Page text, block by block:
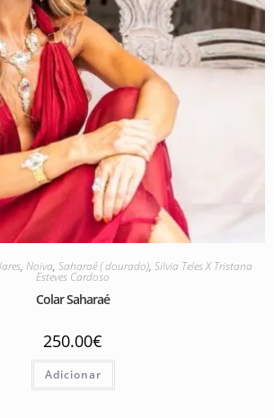
, Noiva, Saharaé ( dourado), Silvia Teles X Tristana
Esteves Cardoso
Colar Saharaé
250.00€
Adicionar